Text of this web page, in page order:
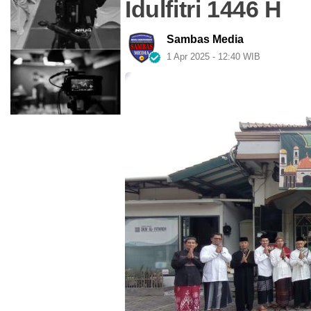
Idulfitri 1446 H
Sambas Media
1 Apr 2025 - 12:40 WIB